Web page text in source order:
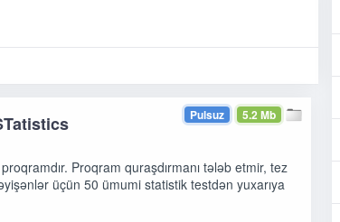
5.2 Mb
Pulsuz
Proqram quraşdırmanı tələb etmir, tez
üçün 50 ümumi statistik testdən yuxarıya